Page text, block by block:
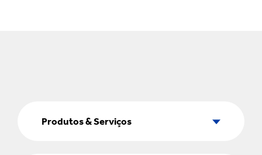
Produtos & Serviços